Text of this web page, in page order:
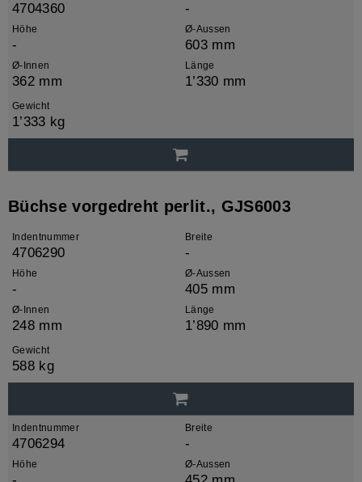
4704360 -
Höhe
-
Ø-Aussen
603 mm
Ø-Innen
362 mm
Länge
1’330 mm
Gewicht
1’333 kg
Büchse vorgedreht perlit., GJS6003
Indentnummer
4706290
Breite
-
Höhe
-
Ø-Aussen
405 mm
Ø-Innen
248 mm
Länge
1’890 mm
Gewicht
588 kg
Indentnummer
4706294
Breite
-
Höhe Ø-Aussen